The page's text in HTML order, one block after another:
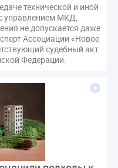
технической и иной
управлением МКД,
не допускается даже
Ассоциации «Новое
судебный акт
Федерации.